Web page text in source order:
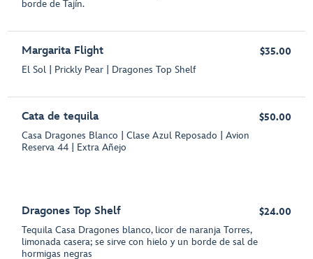
borde de Tajín.
Margarita Flight
El Sol | Prickly Pear | Dragones Top Shelf
$35.00
Cata de tequila
Casa Dragones Blanco | Clase Azul Reposado | Avion
Reserva 44 | Extra Añejo
$50.00
Dragones Top Shelf
Tequila Casa Dragones blanco, licor de naranja Torres,
limonada casera; se sirve con hielo y un borde de sal de
hormigas negras
$24.00